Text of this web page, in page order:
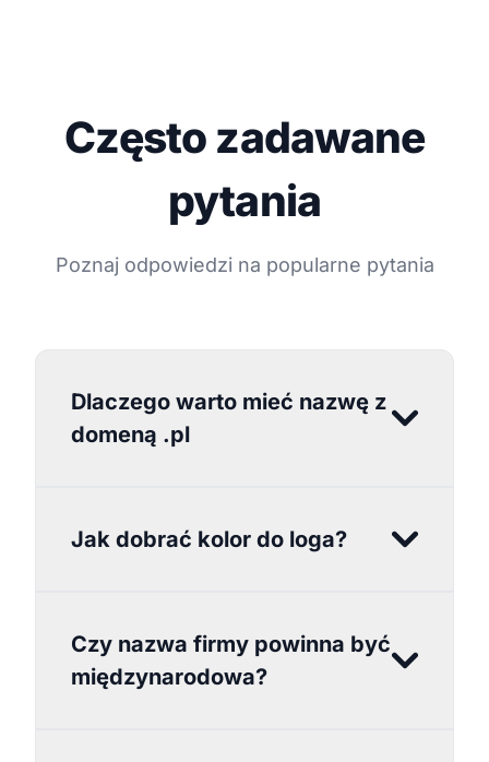
Często zadawane
pytania
Poznaj odpowiedzi na popularne pytania
Dlaczego warto mieć nazwę z
domeną .pl
Jak dobrać kolor do loga?
Czy nazwa firmy powinna być
międzynarodowa?